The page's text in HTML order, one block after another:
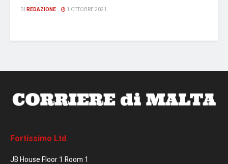
DI REDAZIONE 1 OTTOBRE 2021
Fortissimo Ltd
JB House Floor 1 Room 1